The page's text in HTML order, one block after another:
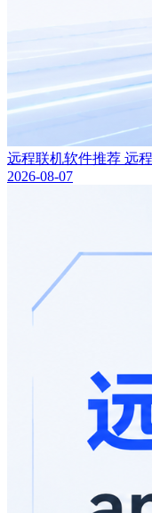
远程联机软件推荐 远
2026-08-07